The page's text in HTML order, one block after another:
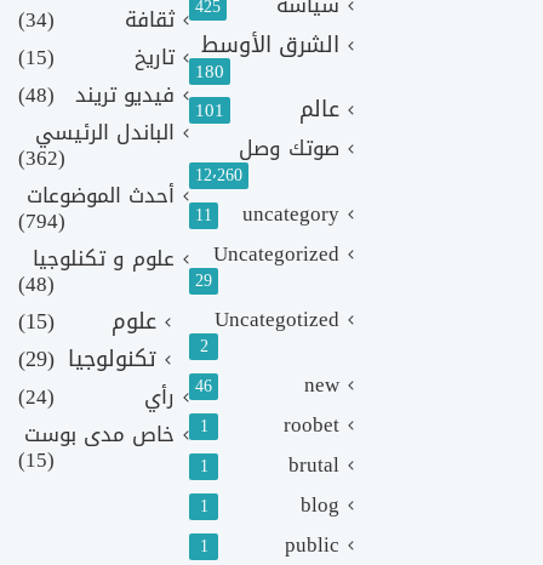
الشرق الأوسط
180
عالم 101
صوتك وصل
12٬260
uncategory
11
Uncategorized
29
Uncategotized
2
new
46
roobet
1
brutal
1
blog
1
public
1
ثقافة
(34)
تاريخ
(15)
فيديو تريند (48)
الباندل الرئيسي
(362)
أحدث الموضوعات
(794)
علوم و تكنلوجيا
(48)
علوم
(15)
تكنولوجيا (29)
رأي
(24)
خاص مدى بوست
(15)